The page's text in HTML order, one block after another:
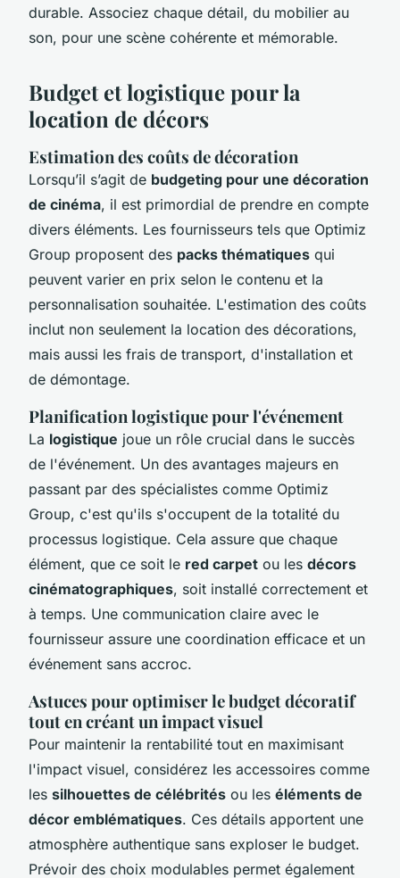
durable. Associez chaque détail, du mobilier au
son, pour une scène cohérente et mémorable.
Budget et logistique pour la
location de décors
Estimation des coûts de décoration
Lorsqu’il s’agit de budgeting pour une décoration
de cinéma, il est primordial de prendre en compte
divers éléments. Les fournisseurs tels que Optimiz
Group proposent des packs thématiques qui
peuvent varier en prix selon le contenu et la
personnalisation souhaitée. L'estimation des coûts
inclut non seulement la location des décorations,
mais aussi les frais de transport, d'installation et
de démontage.
Planification logistique pour l'événement
La logistique joue un rôle crucial dans le succès
de l'événement. Un des avantages majeurs en
passant par des spécialistes comme Optimiz
Group, c'est qu'ils s'occupent de la totalité du
processus logistique. Cela assure que chaque
élément, que ce soit le red carpet ou les décors
cinématographiques, soit installé correctement et
à temps. Une communication claire avec le
fournisseur assure une coordination efficace et un
événement sans accroc.
Astuces pour optimiser le budget décoratif
tout en créant un impact visuel
Pour maintenir la rentabilité tout en maximisant
l'impact visuel, considérez les accessoires comme
les silhouettes de célébrités ou les éléments de
décor emblématiques. Ces détails apportent une
atmosphère authentique sans exploser le budget.
Prévoir des choix modulables permet également